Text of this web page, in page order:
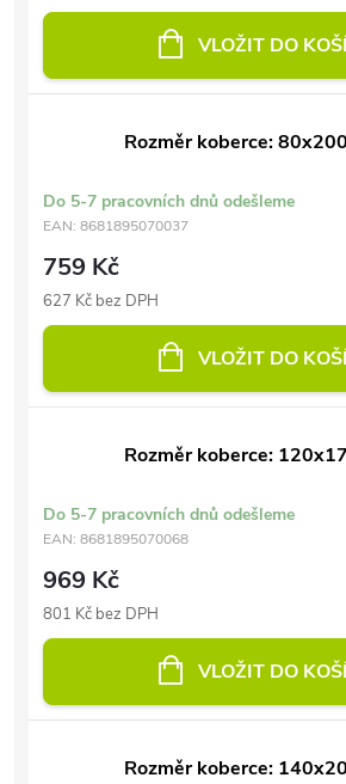
VLOŽIT DO
Rozměr koberce:
Do 5-7 pracovních dnů odešleme
EAN: 8681895070037
759 Kč
627 Kč bez DPH
VLOŽIT DO
Rozměr koberce:
Do 5-7 pracovních dnů odešleme
EAN: 8681895070068
969 Kč
801 Kč bez DPH
VLOŽIT DO
Rozměr koberce: